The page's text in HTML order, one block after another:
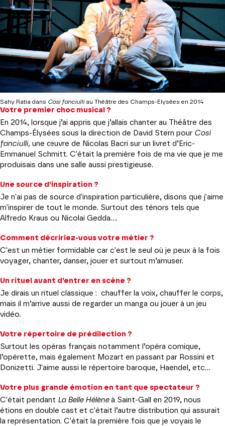
Sahy Ratia dans Cosi fanciulli au Théâtre des Champs-Elysées en 2014
Votre premier choc musical ?
En 2014, lorsque j’ai appris que j’allais chanter au Théâtre des
Champs-Élysées sous la direction de David Stern pour Così
fanciulli, une œuvre de Nicolas Bacri sur un livret d’Eric-
Emmanuel Schmitt. C'était la première fois de ma vie que je me
produisais dans une salle aussi prestigieuse.
Une source d’inspiration ?
Je n'ai pas de source d'inspiration particulière, disons que j'aime
m'inspirer de tout le monde. Surtout des ténors tels que
Alfredo Kraus ou Nicolai Gedda….
Comment décririez-vous votre métier ?
C'est un métier formidable car c'est le seul où je peux à la fois
voyager, chanter, danser, jouer et surtout m’amuser.
Un rituel avant d’entrer en scène ?
Je dirais un rituel classique : chauffer la voix, chauffer le corps,
mais il m’arrive aussi de regarder un manga ou jouer à un jeu
vidéo.
Votre répertoire de prédilection ?
Surtout les opéras français notamment l’opéra comique,
l’opérette, mais également Mozart en passant par Rossini et
Donizetti. J'aime aussi le répertoire baroque, Haendel, etc...
Votre plus grande émotion en tant que spectateur ?
C'était pendant La Belle Hélèneà Saint-Gall en 2019, nous
étions en double cast et c'était l’autre distribution qui assurait
la représentation. C'était la première fois que je voyais le